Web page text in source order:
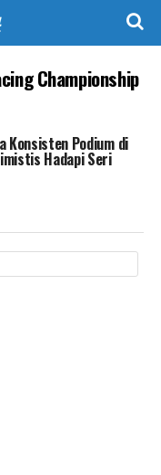
Championship
Konsisten Podium di
Hadapi Seri